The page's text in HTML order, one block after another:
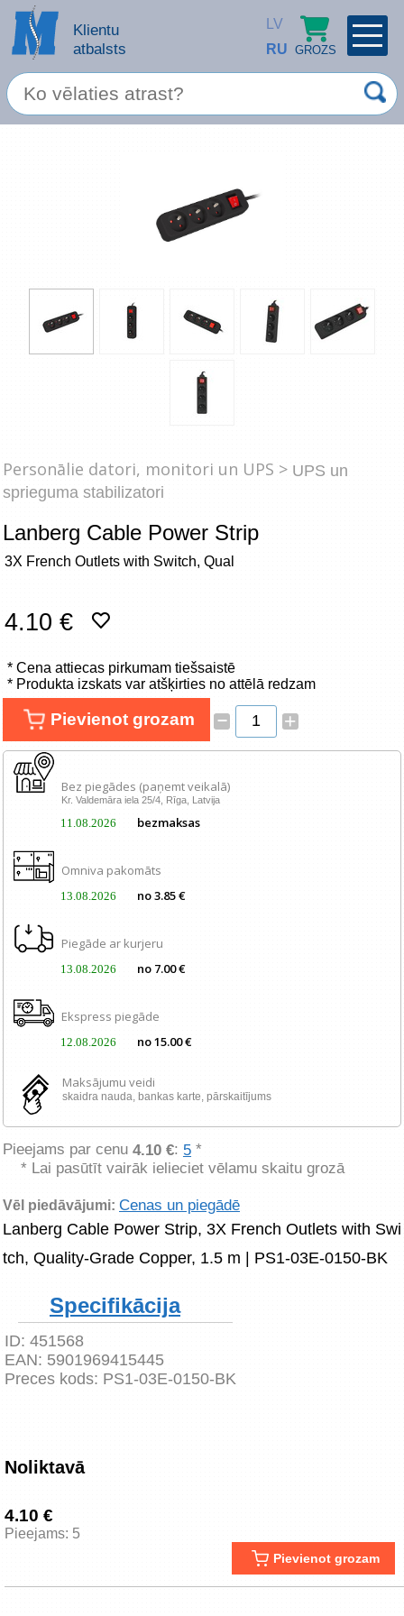
Klientu
atbalsts
LV
RU GROZS
Aizmirsāt paroli?
Datoru piederumi
Viedierīces
Autopreces
Personālie datori, monitori un UPS > UPS un
sprieguma stabilizatori
Lanberg Cable Power Strip
3X French Outlets with Switch, Qual
4.10 €
* Cena attiecas pirkumam tiešsaistē
* Produkta izskats var atšķirties no attēlā redzam
Pievienot grozam – +
Bez piegādes (paņemt veikalā)
Kr. Valdemāra iela 25/4, Rīga, Latvija
11.08.2026 bezmaksas
Omniva pakomāts
13.08.2026 no 3.85 €
Piegāde ar kurjeru
13.08.2026 no 7.00 €
Ekspress piegāde
12.08.2026 no 15.00 €
Maksājumu veidi
skaidra nauda, ​​bankas karte, pārskaitījums
Pieejams par cenu 4.10 €: 5 *
* Lai pasūtīt vairāk ielieciet vēlamu skaitu grozā
Vēl piedāvājumi: Cenas un piegādē
Lanberg Cable Power Strip, 3X French Outlets with Swi
tch, Quality-Grade Copper, 1.5 m | PS1-03E-0150-BK
Specifikācija
ID: 451568
EAN: 5901969415445
Preces kods: PS1-03E-0150-BK
Noliktavā
4.10 €
Pieejams: 5
Pievienot grozam